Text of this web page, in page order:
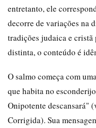
entretanto, ele
decorre de variações na
tradições judaica e
distinta, o conteúdo é
O salmo começa com
que habita no
Onipotente descansará"
Corrigida). Sua